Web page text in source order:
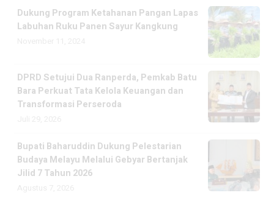
Dukung Program Ketahanan Pangan Lapas
Labuhan Ruku Panen Sayur Kangkung
DPRD Setujui Dua Ranperda, Pemkab Batu
Bara Perkuat Tata Kelola Keuangan dan
Transformasi Perseroda
Bupati Baharuddin Dukung Pelestarian
Budaya Melayu Melalui Gebyar Bertanjak
Jilid 7 Tahun 2026